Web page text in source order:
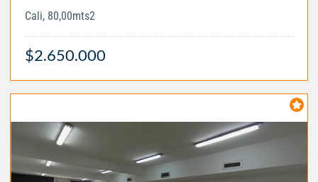
Cali, 80,00mts2
$2.650.000